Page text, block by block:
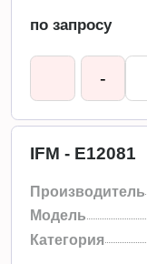
по запросу
-
IFM - E12081
Производитель
Модель
Категория